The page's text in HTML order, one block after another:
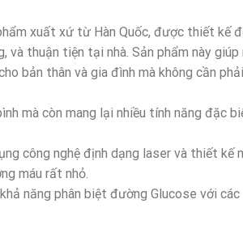
xuất xứ từ Hàn Quốc, được thiết kế
và thuận tiện tại nhà. Sản phẩm này giúp
bản thân và gia đình mà không cần
mà còn mang lại nhiều tính năng đặc
công nghệ định dạng laser và thiết kế
máu rất nhỏ.
năng phân biệt đường Glucose với